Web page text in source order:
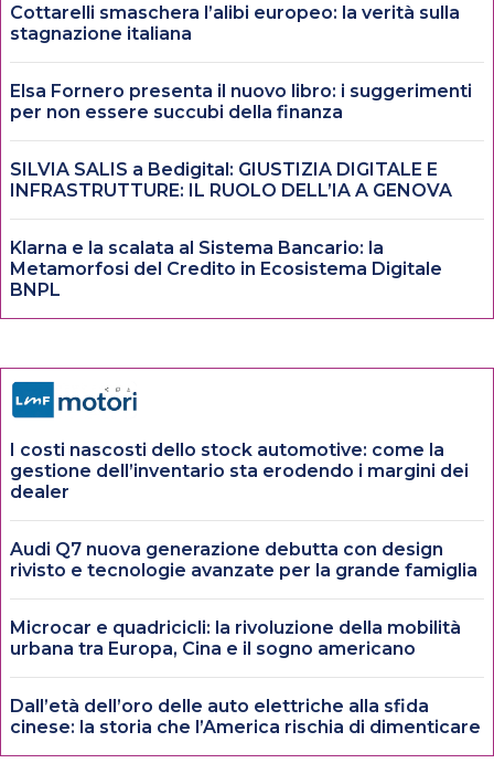
Cottarelli smaschera l’alibi europeo: la verità sulla
stagnazione italiana
Elsa Fornero presenta il nuovo libro: i suggerimenti
per non essere succubi della finanza
SILVIA SALIS a Bedigital: GIUSTIZIA DIGITALE E
INFRASTRUTTURE: IL RUOLO DELL’IA A GENOVA
Klarna e la scalata al Sistema Bancario: la
Metamorfosi del Credito in Ecosistema Digitale
BNPL
I costi nascosti dello stock automotive: come la
gestione dell’inventario sta erodendo i margini dei
dealer
Audi Q7 nuova generazione debutta con design
rivisto e tecnologie avanzate per la grande famiglia
Microcar e quadricicli: la rivoluzione della mobilità
urbana tra Europa, Cina e il sogno americano
Dall’età dell’oro delle auto elettriche alla sfida
cinese: la storia che l’America rischia di dimenticare